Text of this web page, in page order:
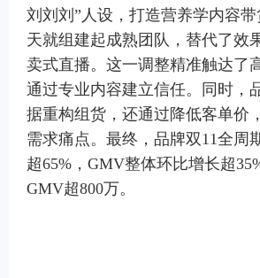
刘刘刘”人设，打造营养学内容
天就组建起成熟团队，替代了效
卖式直播。这一调整精准触达了
通过专业内容建立信任。同时，
据重构组货，还通过降低客单价
需求痛点。最终，品牌双11全周
超65%，GMV整体环比增长超
GMV超800万。